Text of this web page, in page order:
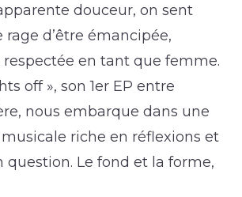
douceur, on sent
rage d’être émancipée,
en tant que femme.
off », son 1er EP entre
nous embarque dans une
riche en réflexions et
question. Le fond et la forme,